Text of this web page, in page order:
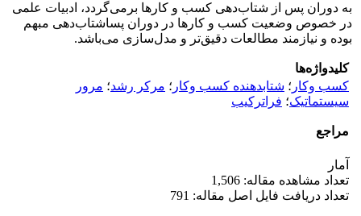
به دوران پس از شتاب‌دهی کسب و کارها برمی‌گردد، ادبیات علمی
در خصوص وضعیت کسب و کارها در دوران پساشتاب‌دهی مبهم
بوده و نیازمند مطالعات دقیق‌تر و مدل‌سازی می‌باشد.
کلیدواژه‌ها
کسب وکار ؛ شتابدهنده کسب وکار ؛ مرکر رشد؛ مرور
سیستماتیک؛ فراترکیب
مراجع
آمار
تعداد مشاهده مقاله: 1,506
تعداد دریافت فایل اصل مقاله: 791